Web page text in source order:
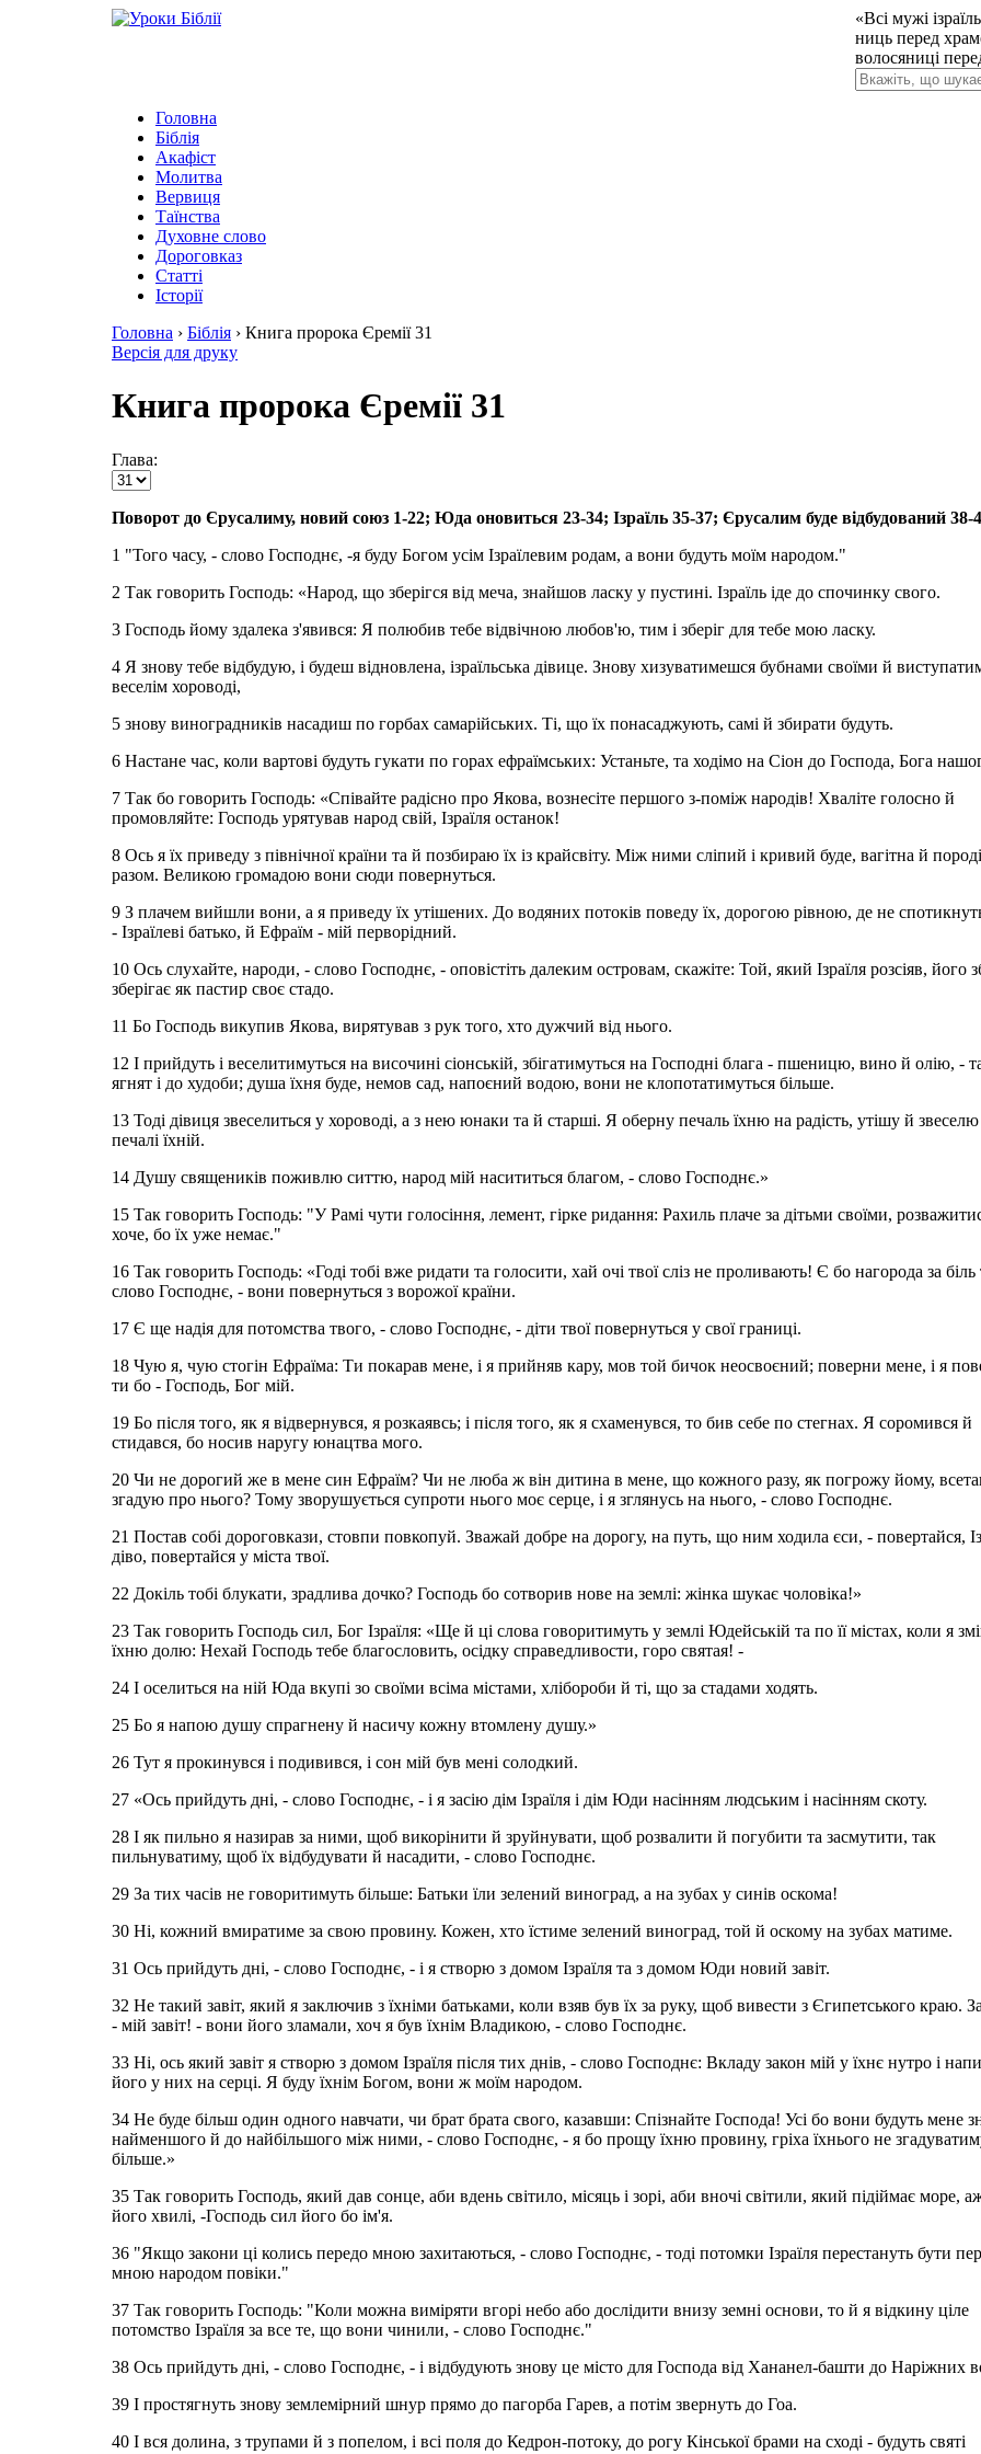
«Всі мужі
ниць перед
волосяниці
Головна
Біблія
Акафіст
Молитва
Вервиця
Таїнства
Духовне слово
Дороговказ
Cтатті
Історії
Головна › Біблія › Книга пророка Єремії 31
Версія для друку
Книга пророка Єремії 31
Глава:
Поворот до Єрусалиму, новий союз 1-22; Юда оновиться 23-34; Ізраїль 35-37; Єрусалим буде відбудований 38-
1 "Того часу, - слово Господнє, -я буду Богом усім Ізраїлевим родам, а вони будуть моїм народом."
2 Так говорить Господь: «Народ, що зберігся від меча, знайшов ласку у пустині. Ізраїль іде до спочинку свого.
3 Господь йому здалека з'явився: Я полюбив тебе відвічною любов'ю, тим і зберіг для тебе мою ласку.
4 Я знову тебе відбудую, і будеш відновлена, ізраїльська дівице. Знову хизуватимешся бубнами своїми й
веселім хороводі,
5 знову виноградників насадиш по горбах самарійських. Ті, що їх понасаджують, самі й збирати будуть.
6 Настане час, коли вартові будуть гукати по горах ефраїмських: Устаньте, та ходімо на Сіон до Господа, Бога
7 Так бо говорить Господь: «Співайте радісно про Якова, вознесіте першого з-поміж народів! Хваліте голосно й
промовляйте: Господь урятував народ свій, Ізраїля останок!
8 Ось я їх приведу з північної країни та й позбираю їх із крайсвіту. Між ними сліпий і кривий буде, вагітна й
разом. Великою громадою вони сюди повернуться.
9 З плачем вийшли вони, а я приведу їх утішених. До водяних потоків поведу їх, дорогою рівною, де не
- Ізраїлеві батько, й Ефраїм - мій перворідний.
10 Ось слухайте, народи, - слово Господнє, - оповістіть далеким островам, скажіте: Той, який Ізраїля розсіяв, його
зберігає як пастир своє стадо.
11 Бо Господь викупив Якова, вирятував з рук того, хто дужчий від нього.
12 І прийдуть і веселитимуться на височині сіонській, збігатимуться на Господні блага - пшеницю, вино й олію, -
ягнят і до худоби; душа їхня буде, немов сад, напоєний водою, вони не клопотатимуться більше.
13 Тоді дівиця звеселиться у хороводі, а з нею юнаки та й старші. Я оберну печаль їхню на радість, утішу й звеселю
печалі їхній.
14 Душу священиків поживлю ситтю, народ мій насититься благом, - слово Господнє.»
15 Так говорить Господь: "У Рамі чути голосіння, лемент, гірке ридання: Рахиль плаче за дітьми своїми,
хоче, бо їх уже немає."
16 Так говорить Господь: «Годі тобі вже ридати та голосити, хай очі твої сліз не проливають! Є бо нагорода за біль
слово Господнє, - вони повернуться з ворожої країни.
17 Є ще надія для потомства твого, - слово Господнє, - діти твої повернуться у свої границі.
18 Чую я, чую стогін Ефраїма: Ти покарав мене, і я прийняв кару, мов той бичок неосвоєний; поверни мене, і я
ти бо - Господь, Бог мій.
19 Бо після того, як я відвернувся, я розкаявсь; і після того, як я схаменувся, то бив себе по стегнах. Я соромився й
стидався, бо носив наругу юнацтва мого.
20 Чи не дорогий же в мене син Ефраїм? Чи не люба ж він дитина в мене, що кожного разу, як погрожу йому,
згадую про нього? Тому зворушується супроти нього моє серце, і я зглянусь на нього, - слово Господнє.
21 Постав собі дороговкази, стовпи повкопуй. Зважай добре на дорогу, на путь, що ним ходила єси, - повертайся,
діво, повертайся у міста твої.
22 Докіль тобі блукати, зрадлива дочко? Господь бо сотворив нове на землі: жінка шукає чоловіка!»
23 Так говорить Господь сил, Бог Ізраїля: «Ще й ці слова говоритимуть у землі Юдейській та по її містах, коли я
їхню долю: Нехай Господь тебе благословить, осідку справедливости, горо святая! -
24 І оселиться на ній Юда вкупі зо своїми всіма містами, хлібороби й ті, що за стадами ходять.
25 Бо я напою душу спрагнену й насичу кожну втомлену душу.»
26 Тут я прокинувся і подивився, і сон мій був мені солодкий.
27 «Ось прийдуть дні, - слово Господнє, - і я засію дім Ізраїля і дім Юди насінням людським і насінням скоту.
28 І як пильно я назирав за ними, щоб викорінити й зруйнувати, щоб розвалити й погубити та засмутити, так
пильнуватиму, щоб їх відбудувати й насадити, - слово Господнє.
29 За тих часів не говоритимуть більше: Батьки їли зелений виноград, а на зубах у синів оскома!
30 Ні, кожний вмиратиме за свою провину. Кожен, хто їстиме зелений виноград, той й оскому на зубах матиме.
31 Ось прийдуть дні, - слово Господнє, - і я створю з домом Ізраїля та з домом Юди новий завіт.
32 Не такий завіт, який я заключив з їхніми батьками, коли взяв був їх за руку, щоб вивести з Єгипетського краю.
- мій завіт! - вони його зламали, хоч я був їхнім Владикою, - слово Господнє.
33 Ні, ось який завіт я створю з домом Ізраїля після тих днів, - слово Господнє: Вкладу закон мій у їхнє нутро і
його у них на серці. Я буду їхнім Богом, вони ж моїм народом.
34 Не буде більш один одного навчати, чи брат брата свого, казавши: Спізнайте Господа! Усі бо вони будуть мене
найменшого й до найбільшого між ними, - слово Господнє, - я бо прощу їхню провину, гріха їхнього не
більше.»
35 Так говорить Господь, який дав сонце, аби вдень світило, місяць і зорі, аби вночі світили, який підіймає море,
його хвилі, -Господь сил його бо ім'я.
36 "Якщо закони ці колись передо мною захитаються, - слово Господнє, - тоді потомки Ізраїля перестануть бути
мною народом повіки."
37 Так говорить Господь: "Коли можна виміряти вгорі небо або дослідити внизу земні основи, то й я відкину ціле
потомство Ізраїля за все те, що вони чинили, - слово Господнє."
38 Ось прийдуть дні, - слово Господнє, - і відбудують знову це місто для Господа від Хананел-башти до Наріжних
39 І простягнуть знову землемірний шнур прямо до пагорба Гарев, а потім звернуть до Гоа.
40 І вся долина, з трупами й з попелом, і всі поля до Кедрон-потоку, до рогу Кінської брами на сході - будуть святі